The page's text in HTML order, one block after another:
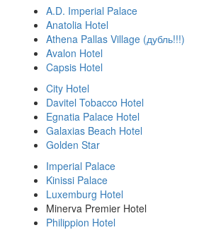
A.D. Imperial Palace
Anatolia Hotel
Athena Pallas Village (дубль!!!)
Avalon Hotel
Capsis Hotel
City Hotel
Davitel Tobacco Hotel
Egnatia Palace Hotel
Galaxias Beach Hotel
Golden Star
Imperial Palace
Kinissi Palace
Luxemburg Hotel
Minerva Premier Hotel
Philippion Hotel